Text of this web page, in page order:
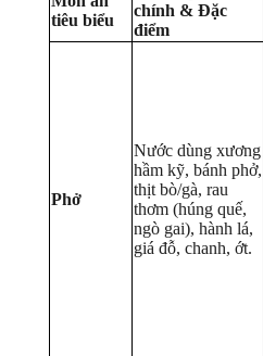
tiêu biểu
chính & Đặc
điểm
Phở
Nước dùng xương
hầm kỹ, bánh phở,
thịt bò/gà, rau
thơm (húng quế,
ngò gai), hành lá,
giá đỗ, chanh, ớt.